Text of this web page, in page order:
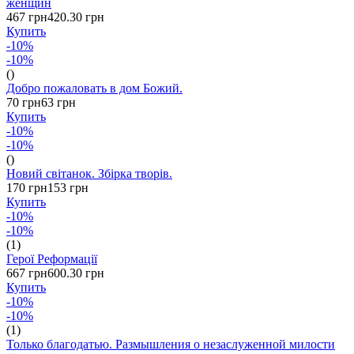
женщин
467 грн420.30 грн
Купить
-10%
-10%
()
Добро пожаловать в дом Божий.
70 грн63 грн
Купить
-10%
-10%
()
Новий світанок. Збірка творів.
170 грн153 грн
Купить
-10%
-10%
(1)
Герої Реформації
667 грн600.30 грн
Купить
-10%
-10%
(1)
Только благодатью. Размышления о незаслуженной милости